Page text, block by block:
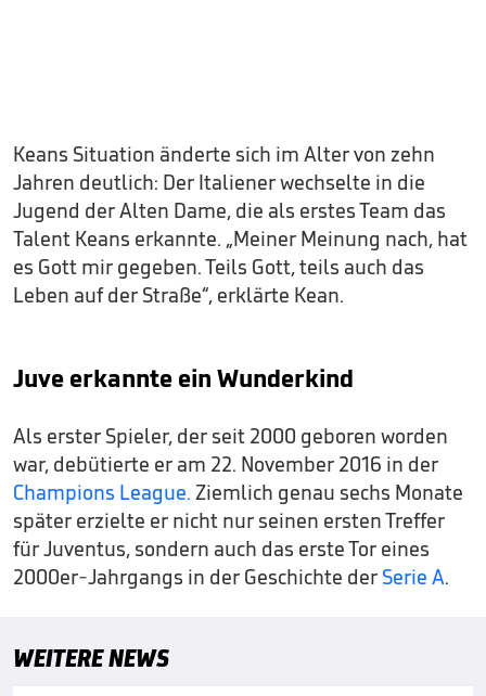
Keans Situation änderte sich im Alter von zehn
Jahren deutlich: Der Italiener wechselte in die
Jugend der Alten Dame, die als erstes Team das
Talent Keans erkannte. „Meiner Meinung nach, hat
es Gott mir gegeben. Teils Gott, teils auch das
Leben auf der Straße“, erklärte Kean.
Juve erkannte ein Wunderkind
Als erster Spieler, der seit 2000 geboren worden
war, debütierte er am 22. November 2016 in der
Champions League. Ziemlich genau sechs Monate
später erzielte er nicht nur seinen ersten Treffer
für Juventus, sondern auch das erste Tor eines
2000er-Jahrgangs in der Geschichte der Serie A.
WEITERE NEWS